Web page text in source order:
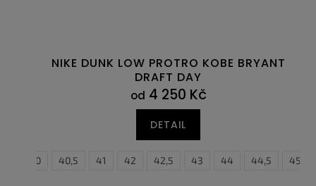
NIKE DUNK LOW PROTRO KOBE BRYANT
DRAFT DAY
od 4 250 Kč
DETAIL
40 40,5 41 42 42,5 43 44 44,5 45
38,5 39